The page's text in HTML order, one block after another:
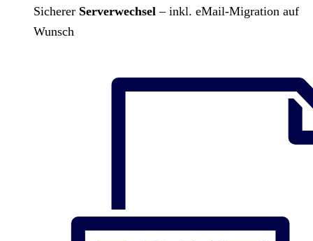
Sicherer Serverwechsel – inkl. eMail-Migration auf
Wunsch